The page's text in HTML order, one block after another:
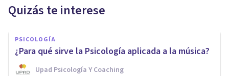
Quizás te interese
PSICOLOGÍA
¿Para qué sirve la Psicología aplicada a la música?
Upad Psicología Y Coaching